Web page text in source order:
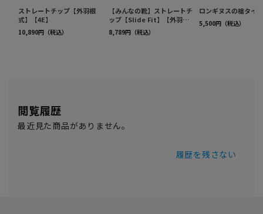
閲覧履歴
最近見た商品がありません。
履歴を残さない